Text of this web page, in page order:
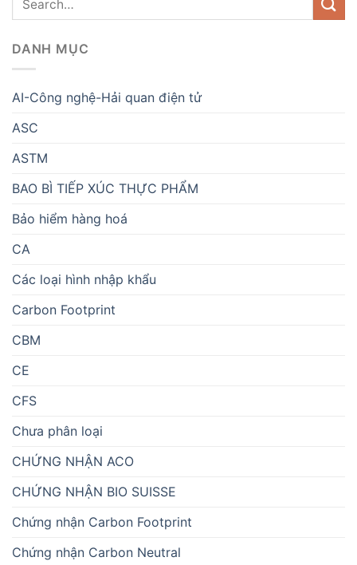
DANH MỤC
AI-Công nghệ-Hải quan điện tử
ASC
ASTM
BAO BÌ TIẾP XÚC THỰC PHẨM
Bảo hiểm hàng hoá
CA
Các loại hình nhập khẩu
Carbon Footprint
CBM
CE
CFS
Chưa phân loại
CHỨNG NHẬN ACO
CHỨNG NHẬN BIO SUISSE
Chứng nhận Carbon Footprint
Chứng nhận Carbon Neutral